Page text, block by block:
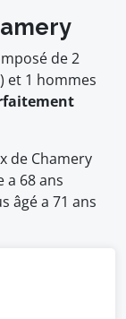
de 2
et 1 hommes
de Chamery
a 68 ans
âgé a 71 ans